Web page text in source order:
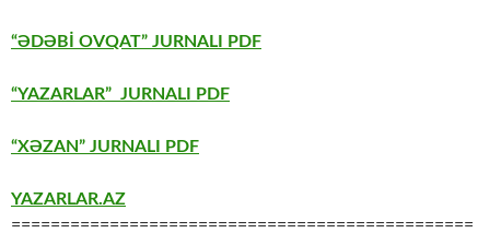
“ƏDƏBİ OVQAT” JURNALI PDF
“YAZARLAR” JURNALI PDF
“XƏZAN” JURNALI PDF
YAZARLAR.AZ
===============================================